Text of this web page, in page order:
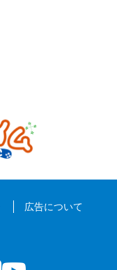
広告について